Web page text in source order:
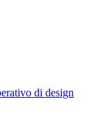
di design